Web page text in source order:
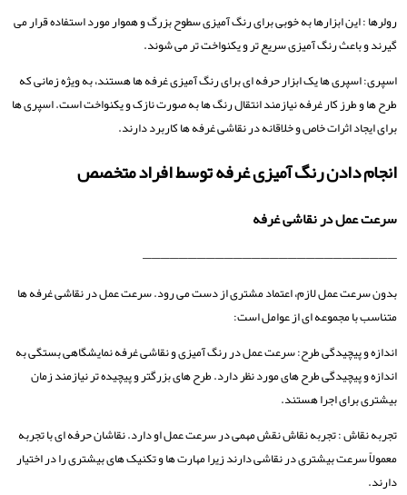
رولرها : این ابزارها به ‌خوبی برای رنگ ‌آمیزی سطوح بزرگ و هموار مورد استفاده قرار می‌
گیرند و باعث رنگ آمیزی سریع ‌تر و یکنواخت ‌تر می شوند.
اسپری: اسپری‌ ها یک ابزار حرفه‌ ای برای رنگ‌ آمیزی غرفه‌ ها هستند، به ‌ویژه زمانی که
طرح ‌ها و طرز کار غرفه نیازمند انتقال رنگ ‌ها به صورت نازک و یکنواخت است. اسپری ‌ها
برای ایجاد اثرات خاص و خلاقانه در نقاشی غرفه‌ ها کاربرد دارند.
انجام دادن رنگ آمیزی غرفه توسط افراد متخصص
سرعت عمل در نقاشی غرفه
————————————————————————————
بدون سرعت عمل لازم، اعتماد مشتری از دست می رود. سرعت عمل در نقاشی غرفه‌ ها
متناسب با مجموعه ‌ای از عوامل است:
اندازه و پیچیدگی طرح: سرعت عمل در رنگ آمیزی و نقاشی غرفه نمایشگاهی بستگی به
اندازه و پیچیدگی طرح ‌های مورد نظر دارد. طرح‌ های بزرگتر و پیچیده ‌تر نیازمند زمان
بیشتری برای اجرا هستند.
تجربه نقاش : تجربه نقاش نقش مهمی در سرعت عمل او دارد. نقاشان حرفه ‌ای با تجربه
معمولاً سرعت بیشتری در نقاشی دارند زیرا مهارت‌ ها و تکنیک ‌های بیشتری را در اختیار
دارند.